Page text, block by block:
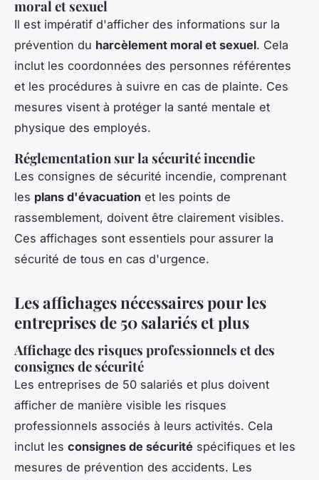
moral et sexuel
Il est impératif d'afficher des informations sur la
prévention du harcèlement moral et sexuel. Cela
inclut les coordonnées des personnes référentes
et les procédures à suivre en cas de plainte. Ces
mesures visent à protéger la santé mentale et
physique des employés.
Réglementation sur la sécurité incendie
Les consignes de sécurité incendie, comprenant
les plans d'évacuation et les points de
rassemblement, doivent être clairement visibles.
Ces affichages sont essentiels pour assurer la
sécurité de tous en cas d'urgence.
Les affichages nécessaires pour les
entreprises de 50 salariés et plus
Affichage des risques professionnels et des
consignes de sécurité
Les entreprises de 50 salariés et plus doivent
afficher de manière visible les risques
professionnels associés à leurs activités. Cela
inclut les consignes de sécurité spécifiques et les
mesures de prévention des accidents. Les